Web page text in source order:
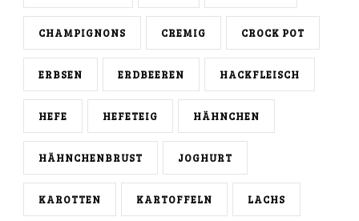
CHAMPIGNONS CREMIG CROCK POT
ERBSEN ERDBEEREN HACKFLEISCH
HEFE HEFETEIG HÄHNCHEN
HÄHNCHENBRUST JOGHURT
KAROTTEN KARTOFFELN LACHS